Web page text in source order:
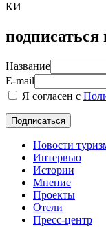
КИ
подписаться
Название
E-mail
Я согласен с
Новости
Интервью
Истории
Мнение
Проекты
Отели
Пресс-центр